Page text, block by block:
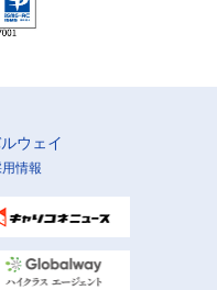
ウェイ
情報